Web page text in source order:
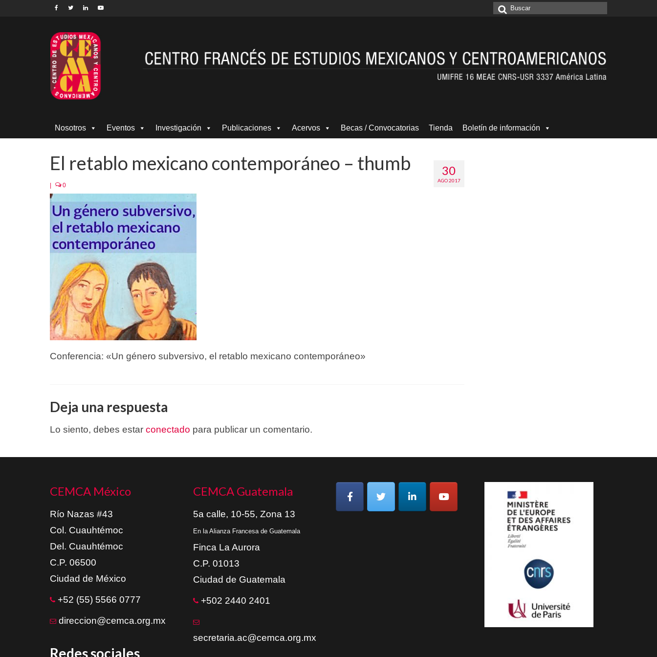
Buscar
Nosotros Eventos Investigación Publicaciones Acervos Becas / Convocatorias Tienda Boletín de información
30
AGO 2017
El retablo mexicano contemporáneo – thumb
| 0
Conferencia: «Un género subversivo, el retablo mexicano contemporáneo»
Deja una respuesta
Lo siento, debes estar conectado para publicar un comentario.
CEMCA México
Río Nazas #43
Col. Cuauhtémoc
Del. Cuauhtémoc
C.P. 06500
Ciudad de México
+52 (55) 5566 0777
direccion@cemca.org.mx
Redes sociales
CEMCA Guatemala
5a calle, 10-55, Zona 13
En la Alianza Francesa de Guatemala
Finca La Aurora
C.P. 01013
Ciudad de Guatemala
+502 2440 2401
secretaria.ac@cemca.org.mx